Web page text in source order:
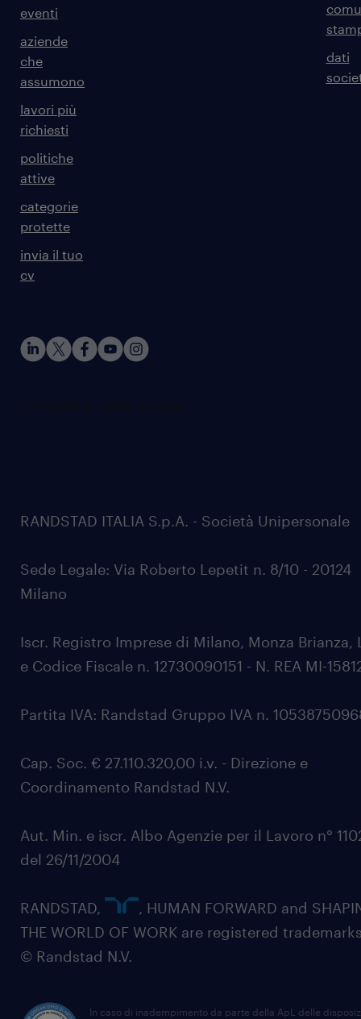
eventi
aziende
che
assumono
lavori più
richiesti
politiche
attive
categorie
protette
invia il tuo
cv
dati
RANDSTAD ITALIA S.p.A. - Società Unipersonale
Sede Legale: Via Roberto Lepetit n. 8/10 - 20124
Milano
Iscr. Registro Imprese di Milano, Monza Brianza,
e Codice Fiscale n. 12730090151 - N. REA MI-
Partita IVA: Randstad Gruppo IVA n.
Cap. Soc. € 27.110.320,00 i.v. - Direzione e
Coordinamento Randstad N.V.
Aut. Min. e iscr. Albo Agenzie per il Lavoro n°
del 26/11/2004
RANDSTAD,
, HUMAN FORWARD and
THE WORLD OF WORK are registered
© Randstad N.V.
In caso di inadempimento da parte della ApL delle